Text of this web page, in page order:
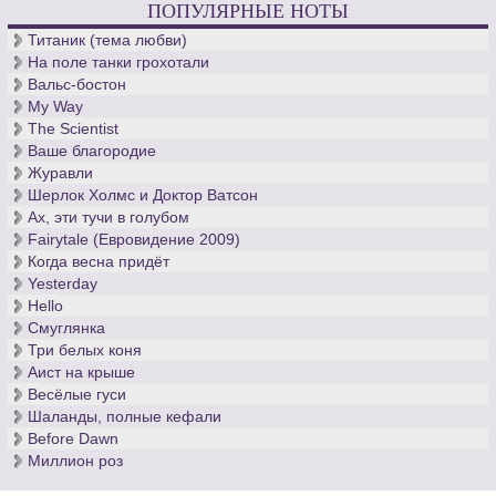
десятилетия кантор церкви св. Фомы, - вечен.
ПОПУЛЯРНЫЕ НОТЫ
Титаник (тема любви)
На поле танки грохотали
Вальс-бостон
My Way
The Scientist
Ваше благородие
Журавли
Шерлок Холмс и Доктор Ватсон
Ах, эти тучи в голубом
Fairytale (Евровидение 2009)
Когда весна придёт
Yesterday
Hello
Смуглянка
Три белых коня
Аист на крыше
Весёлые гуси
Шаланды, полные кефали
Before Dawn
Миллион роз